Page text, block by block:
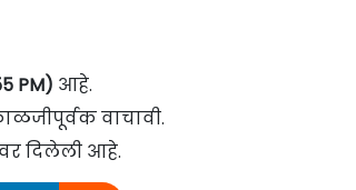
PM) आहे.
वाचावी.
दिलेली आहे.